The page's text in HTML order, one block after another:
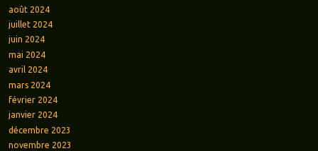
août 2024
juillet 2024
juin 2024
mai 2024
avril 2024
mars 2024
février 2024
janvier 2024
décembre 2023
novembre 2023